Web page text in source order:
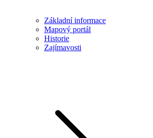
Základní informace
Mapový portál
Historie
Zajímavosti